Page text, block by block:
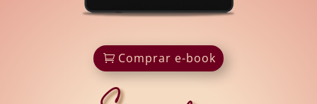
Comprar e-book